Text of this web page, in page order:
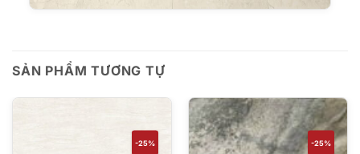
SẢN PHẨM TƯƠNG TỰ
-25% -25%